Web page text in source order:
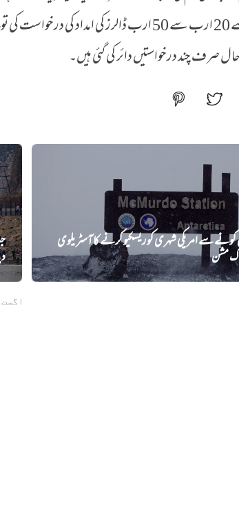
جانب سے 20 ارب سے 50 ارب ڈالرز کی
صرف چند درخواستیں دائر کی گئی ہیں۔
سے امریکی شہری کو ریسکیو کرنے کا آسٹریلوی
مشن
اگست 5, 2026